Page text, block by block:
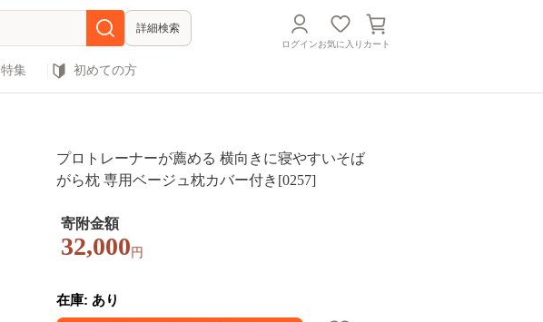
詳細検索
ログインお気に入り カート
特集 初めての方
プロトレーナーが薦める 横向きに寝やすいそば
がら枕 専用ベージュ枕カバー付き[0257]
寄附金額
32,000 円
在庫: あり